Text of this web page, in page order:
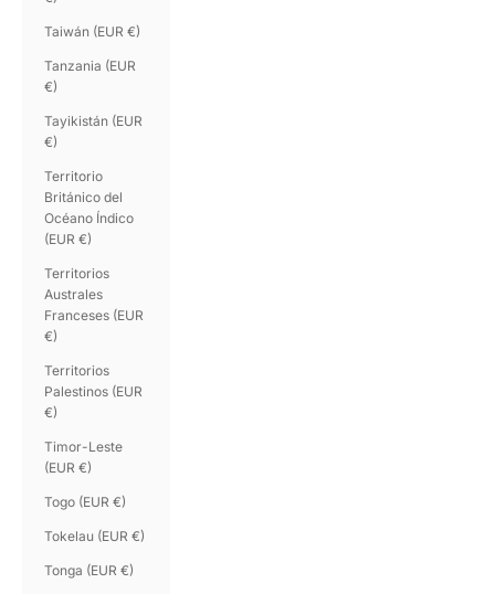
Taiwán (EUR €)
Tanzania (EUR
€)
Tayikistán (EUR
€)
Territorio
Británico del
Océano Índico
(EUR €)
Territorios
Australes
Franceses (EUR
€)
Territorios
Palestinos (EUR
€)
Timor-Leste
(EUR €)
Togo (EUR €)
Tokelau (EUR €)
Tonga (EUR €)